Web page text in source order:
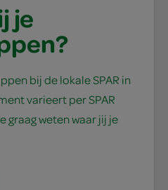
je
bij de lokale SPAR in
varieert per SPAR
graag weten waar jij je